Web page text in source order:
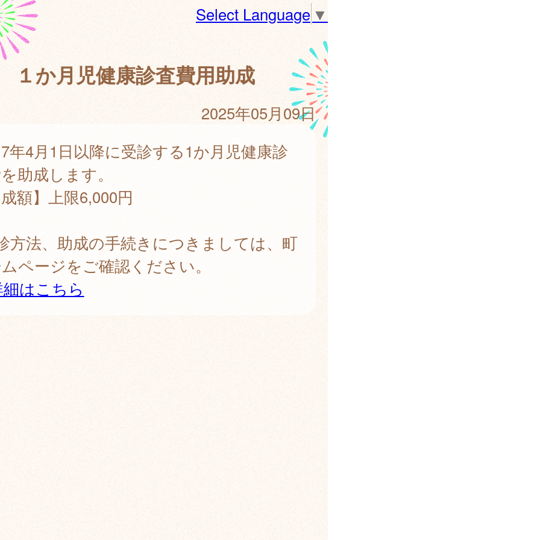
Select Language▼
１か月児健康診査費用助成
2025年05月09日
年4月1日以降に受診する1か月児健康診
助成します。
額】上限6,000円
方法、助成の手続きにつきましては、町
ページをご確認ください。
はこちら